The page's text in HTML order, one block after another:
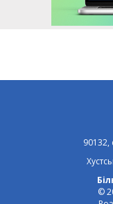
90132,
©